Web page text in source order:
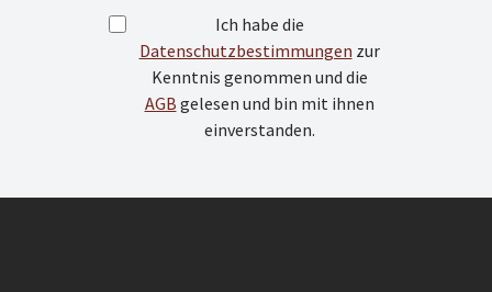
Ich habe die
Datenschutzbestimmungen zur
Kenntnis genommen und die
AGB gelesen und bin mit ihnen
einverstanden.